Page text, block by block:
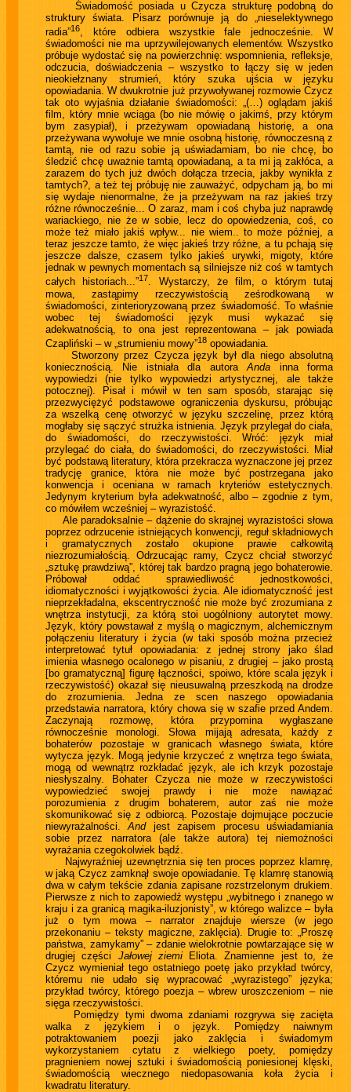
Świadomość posiada u Czycza strukturę podobną do
struktury świata. Pisarz porównuje ją do „nieselektywnego
radia”16, które odbiera wszystkie fale jednocześnie. W
świadomości nie ma uprzywilejowanych elementów. Wszystko
próbuje wydostać się na powierzchnię: wspomnienia, refleksje,
odczucia, doświadczenia – wszystko to łączy się w jeden
nieokiełznany strumień, który szuka ujścia w języku
opowiadania. W dwukrotnie już przywoływanej rozmowie Czycz
tak oto wyjaśnia działanie świadomości: „(…) oglądam jakiś
film, który mnie wciąga (bo nie mówię o jakimś, przy którym
bym zasypiał), i przeżywam opowiadaną historię, a ona
przeżywana wywołuje we mnie osobną historię, równoczesną z
tamtą, nie od razu sobie ją uświadamiam, bo nie chcę, bo
śledzić chcę uważnie tamtą opowiadaną, a ta mi ją zakłóca, a
zarazem do tych już dwóch dołącza trzecia, jakby wynikła z
tamtych?, a też tej próbuję nie zauważyć, odpycham ją, bo mi
się wydaje nienormalne, że ja przeżywam na raz jakieś trzy
różne równocześnie... O zaraz, mam i coś chyba już naprawdę
wariackiego, nie że w sobie, lecz do opowiedzenia, coś, co
może też miało jakiś wpływ... nie wiem.. to może później, a
teraz jeszcze tamto, że więc jakieś trzy różne, a tu pchają się
jeszcze dalsze, czasem tylko jakieś urywki, migoty, które
jednak w pewnych momentach są silniejsze niż coś w tamtych
całych historiach...”17. Wystarczy, że film, o którym tutaj
mowa, zastąpimy rzeczywistością ześrodkowaną w
świadomości, zinterioryzowaną przez świadomość. To właśnie
wobec tej świadomości język musi wykazać się
adekwatnością, to ona jest reprezentowana – jak powiada
Czapliński – w „strumieniu mowy”18 opowiadania.
Stworzony przez Czycza język był dla niego absolutną
koniecznością. Nie istniała dla autoraAnda inna forma
wypowiedzi (nie tylko wypowiedzi artystycznej, ale także
potocznej). Pisał i mówił w ten sam sposób, starając się
przezwyciężyć podstawowe ograniczenia dyskursu, próbując
za wszelką cenę otworzyć w języku szczelinę, przez którą
mogłaby się sączyć strużka istnienia. Język przylegał do ciała,
do świadomości, do rzeczywistości. Wróć: język miał
przylegać do ciała, do świadomości, do rzeczywistości. Miał
być podstawą literatury, która przekracza wyznaczone jej przez
tradycję granice, która nie może być postrzegana jako
konwencja i oceniana w ramach kryteriów estetycznych.
Jedynym kryterium była adekwatność, albo – zgodnie z tym,
co mówiłem wcześniej – wyrazistość.
Ale paradoksalnie – dążenie do skrajnej wyrazistości słowa
poprzez odrzucenie istniejących konwencji, reguł składniowych
i gramatycznych zostało okupione prawie całkowitą
niezrozumiałością. Odrzucając ramy, Czycz chciał stworzyć
„sztukę prawdziwą”, której tak bardzo pragną jego bohaterowie.
Próbował oddać sprawiedliwość jednostkowości,
idiomatyczności i wyjątkowości życia. Ale idiomatyczność jest
nieprzekładalna, ekscentryczność nie może być zrozumiana z
wnętrza instytucji, za którą stoi uogólniony autorytet mowy.
Język, który powstawał z myślą o magicznym, alchemicznym
połączeniu literatury i życia (w taki sposób można przecież
interpretować tytuł opowiadania: z jednej strony jako ślad
imienia własnego ocalonego w pisaniu, z drugiej – jako prostą
[bo gramatyczną] figurę łączności, spoiwo, które scala język i
rzeczywistość) okazał się nieusuwalną przeszkodą na drodze
do zrozumienia. Jedna ze scen naszego opowiadania
przedstawia narratora, który chowa się w szafie przed Andem.
Zaczynają rozmowę, która przypomina wygłaszane
równocześnie monologi. Słowa mijają adresata, każdy z
bohaterów pozostaje w granicach własnego świata, które
wytycza język. Mogą jedynie krzyczeć z wnętrza tego świata,
mogą od wewnątrz rozkładać język, ale ich krzyk pozostaje
niesłyszalny. Bohater Czycza nie może w rzeczywistości
wypowiedzieć swojej prawdy i nie może nawiązać
porozumienia z drugim bohaterem, autor zaś nie może
skomunikować się z odbiorcą. Pozostaje dojmujące poczucie
niewyrażalności.Andjest zapisem procesu uświadamiania
sobie przez narratora (ale także autora) tej niemożności
wyrażania czegokolwiek bądź.
Najwyraźniej uzewnętrznia się ten proces poprzez klamrę,
w jaką Czycz zamknął swoje opowiadanie. Tę klamrę stanowią
dwa w całym tekście zdania zapisane rozstrzelonym drukiem.
Pierwsze z nich to zapowiedź występu „wybitnego i znanego w
kraju i za granicą magika-iluzjonisty”, w którego walizce – była
już o tym mowa – narrator znajduje wiersze (w jego
przekonaniu – teksty magiczne, zaklęcia). Drugie to: „Proszę
państwa, zamykamy” – zdanie wielokrotnie powtarzające się w
drugiej części Jałowej ziemiEliota. Znamienne jest to, że
Czycz wymieniał tego ostatniego poetę jako przykład twórcy,
któremu nie udało się wypracować „wyrazistego” języka;
przykład twórcy, którego poezja – wbrew uroszczeniom – nie
sięga rzeczywistości.
Pomiędzy tymi dwoma zdaniami rozgrywa się zacięta
walka z językiem i o język. Pomiędzy naiwnym
potraktowaniem poezji jako zaklęcia i świadomym
wykorzystaniem cytatu z wielkiego poety, pomiędzy
pragnieniem nowej sztuki i świadomością poniesionej klęski,
świadomością wiecznego niedopasowania koła życia i
kwadratu literatury.